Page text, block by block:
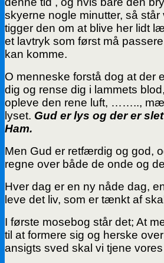
skyerne nogle minutter, så
tigger den om at blive her lidt
et lavtryk som først må
kan komme.
O menneske forstå dog at der
dig og rense dig i lammets
opleve den rene luft, ……..,
lyset. Gud er lys og der er
Ham.
Men Gud er retfærdig og god,
regne over både de onde og
Hver dag er en ny nåde dag,
leve det liv, som er tænkt af
I første mosebog står det; At
til at formere sig og herske
ansigts sved skal vi tjene